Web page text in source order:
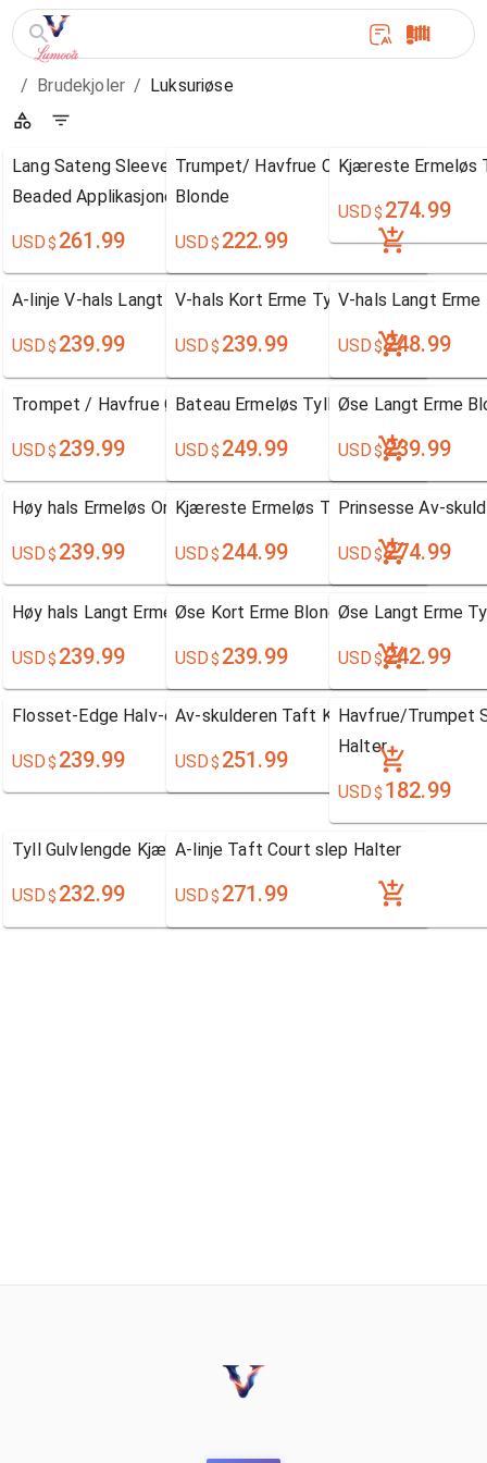
/ Brudekjoler / Luksuriøse
Lang Sateng Sleeve Luksus V-hals Brudekjole With
Beaded Applikasjoner
USD$ 261.99
Trumpet/ Havfrue Court slep V-hals
Blonde
USD$ 222.99
Kjæreste Ermeløs
USD$ 274.99
A-linje V-hals Langt Erme Blonde
USD$ 239.99
V-hals Kort Erme Tyll
USD$ 239.99
V-hals Langt Erme
USD$248.99
Trompet / Havfrue Øse Langt Erme Tyll
USD$ 239.99
Bateau Ermeløs Tyll
USD$ 249.99
Øse Langt Erme
USD$239.99
Høy hals Ermeløs Organza
USD$ 239.99
Kjæreste Ermeløs Tyll
USD$ 244.99
Prinsesse Av-
USD$274.99
Høy hals Langt Erme Blonde
USD$ 239.99
Øse Kort Erme Blonde
USD$ 239.99
Øse Langt Erme
USD$242.99
Flosset-Edge Halv-ermet Blonde
USD$ 239.99
Av-skulderen Taft Kapell slep Niveauer
USD$ 251.99
Havfrue/Trumpet
Halter
USD$ 182.99
Tyll Gulvlengde Kjæreste
USD$ 232.99
A-linje Taft Court slep Halter
USD$ 271.99